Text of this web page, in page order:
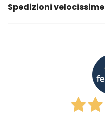
Spedizioni velocissime